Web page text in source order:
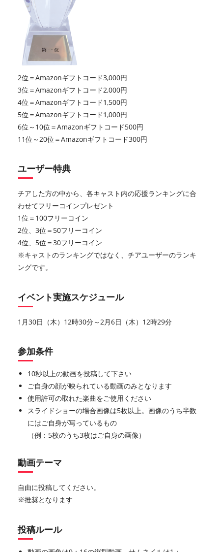
2位＝Amazonギフトコード3,000円
3位＝Amazonギフトコード2,000円
4位＝Amazonギフトコード1,500円
5位＝Amazonギフトコード1,000円
6位～10位＝Amazonギフトコード500円
11位～20位＝Amazonギフトコード300円
ユーザー特典
チアした方の中から、各キャスト内の応援ランキングに合
わせてフリーコインプレゼント
1位＝100フリーコイン
2位、3位＝50フリーコイン
4位、5位＝30フリーコイン
※キャストのランキングではなく、チアユーザーのランキ
ングです。
イベント実施スケジュール
1月30日（木）12時30分～2月6日（木）12時29分
参加条件
10秒以上の動画を投稿して下さい
ご自身の顔が映られている動画のみとなります
使用許可の取れた楽曲をご使用ください
スライドショーの場合画像は5枚以上。画像のうち半数
にはご自身が写っているもの
（例：5枚のうち3枚はご自身の画像）
動画テーマ
自由に投稿してください。
※推奨となります
投稿ルール